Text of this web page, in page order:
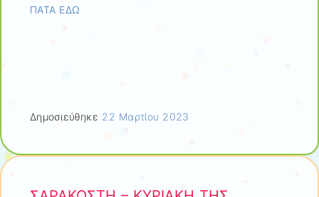
ΠΑΤΑ ΕΔΩ
Δημοσιεύθηκε 22 Μαρτίου 2023